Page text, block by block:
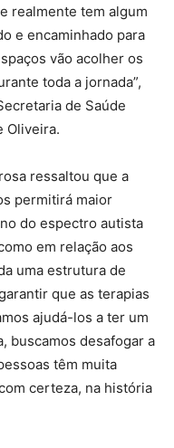
realmente tem algum
e encaminhado para
vão acolher os
toda a jornada”,
de Saúde
Oliveira.
ressaltou que a
permitirá maior
do espectro autista
em relação aos
uma estrutura de
que as terapias
ajudá-los a ter um
buscamos desafogar a
têm muita
certeza, na história